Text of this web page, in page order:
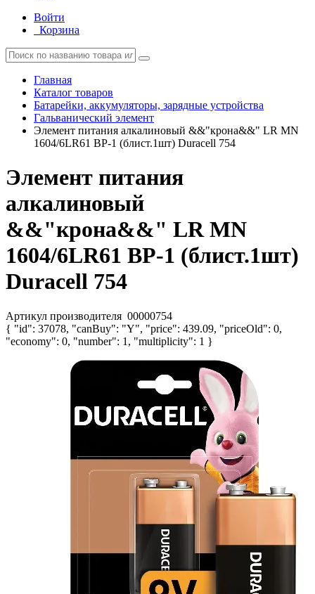
Войти
Корзина
Главная
Каталог товаров
Батарейки, аккумуляторы, зарядные устройства
Гальванический элемент
Элемент питания алкалиновый &&"крона&&" LR MN
1604/6LR61 ВР-1 (блист.1шт) Duracell 754
Элемент питания
алкалиновый
&&"крона&&" LR MN
1604/6LR61 ВР-1 (блист.1шт)
Duracell 754
Артикул производителя 00000754
{ "id": 37078, "canBuy": "Y", "price": 439.09, "priceOld": 0,
"economy": 0, "number": 1, "multiplicity": 1 }